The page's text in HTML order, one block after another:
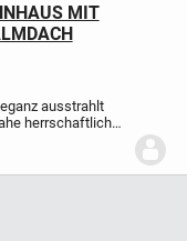
MIT
ausstrahlt
herrschaftlichen
Walmdach. Ein
sorgt im...